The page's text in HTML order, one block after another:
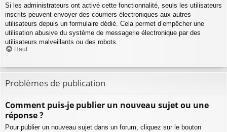
Si les administrateurs ont activé cette fonctionnalité, seuls les utilisateurs
inscrits peuvent envoyer des courriers électroniques aux autres
utilisateurs depuis un formulaire dédié. Cela permet d’empêcher une
utilisation abusive du système de messagerie électronique par des
utilisateurs malveillants ou des robots.
Haut
Problèmes de publication
Comment puis-je publier un nouveau sujet ou une
réponse ?
Pour publier un nouveau sujet dans un forum, cliquez sur le bouton